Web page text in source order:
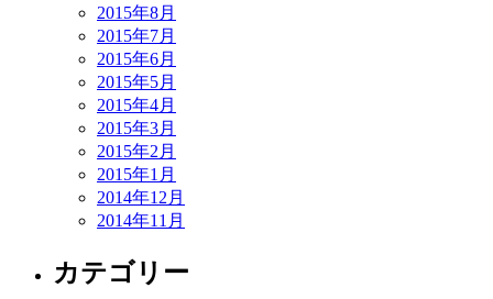
2015年8月
2015年7月
2015年6月
2015年5月
2015年4月
2015年3月
2015年2月
2015年1月
2014年12月
2014年11月
カテゴリー